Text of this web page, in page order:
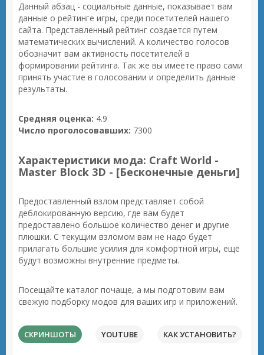
Данный абзац - социальные данные, показывает вам
данные о рейтинге игры, среди посетителей нашего
сайта. Представленный рейтинг создается путем
математических вычислений. А количество голосов
обозначит вам активность посетителей в
формировании рейтинга. Так же вы имеете право сами
принять участие в голосовании и определить данные
результаты.
Средняя оценка: 4.9
Число проголосовавших: 7300
Характеристики мода: Craft World -
Master Block 3D - [Бесконечные деньги]
Предоставленный взлом представляет собой
деблокированную версию, где вам будет
предоставлено большое количество денег и другие
плюшки. С текущим взломом вам не надо будет
прилагать большие усилия для комфортной игры, ещё
будут возможны внутренние предметы.
Посещайте каталог почаще, а мы подготовим вам
свежую подборку модов для ваших игр и приложений.
СКРИНШОТЫ YOUTUBE КАК УСТАНОВИТЬ?